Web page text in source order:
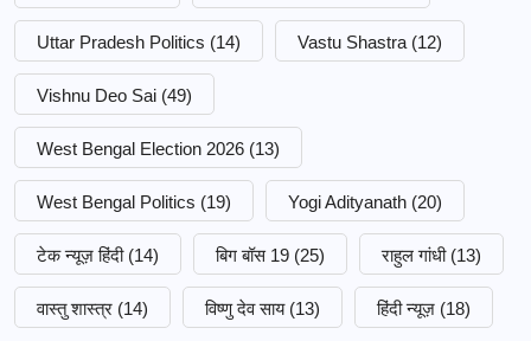
Uttar Pradesh Politics (14) Vastu Shastra (12)
Vishnu Deo Sai (49)
West Bengal Election 2026 (13)
West Bengal Politics (19) Yogi Adityanath (20)
टेक न्यूज़ हिंदी (14) बिग बॉस 19 (25) राहुल गांधी (13)
वास्तु शास्त्र (14) विष्णु देव साय (13) हिंदी न्यूज़ (18)